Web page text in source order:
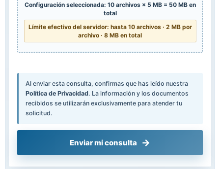
Configuración seleccionada: 10 archivos × 5 MB = 50 MB en
total
Límite efectivo del servidor: hasta 10 archivos · 2 MB por
archivo · 8 MB en total
Al enviar esta consulta, confirmas que has leído nuestra
Política de Privacidad. La información y los documentos
recibidos se utilizarán exclusivamente para atender tu
solicitud.
Enviar mi consulta